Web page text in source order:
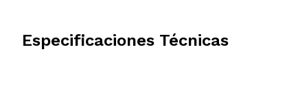
Especificaciones Técnicas